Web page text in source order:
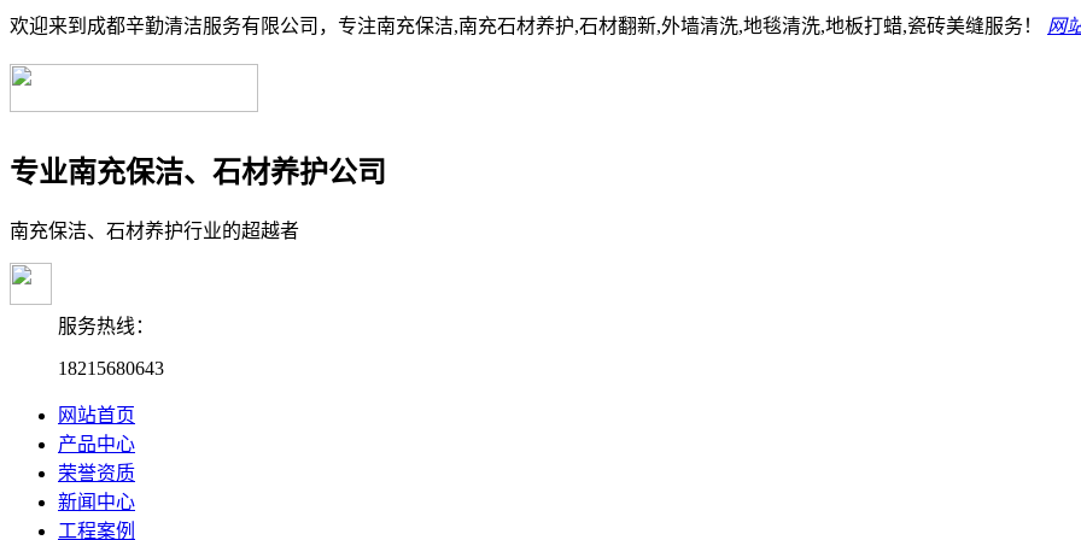
欢迎来到成都辛勤清洁服务有限公司，专注南充保洁,南充石材养护,石材翻新,外墙清洗,地毯清洗,地板打蜡,瓷砖美缝服务！ 网
专业南充保洁、石材养护公司
南充保洁、石材养护行业的超越者
服务热线：
18215680643
网站首页
产品中心
荣誉资质
新闻中心
工程案例